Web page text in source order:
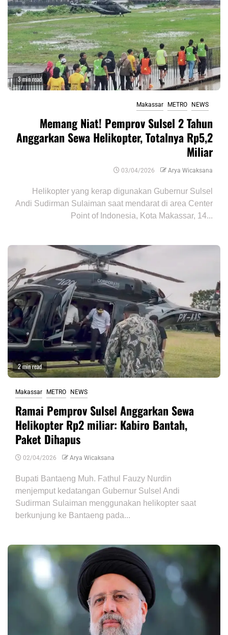
3 min read
Makassar METRO NEWS
Memang Niat! Pemprov Sulsel 2 Tahun
Anggarkan Sewa Helikopter, Totalnya Rp5,2
Miliar
03/04/2026 Arya Wicaksana
Helikopter yang kerap digunakan Gubernur Sulsel
Andi Sudirman Sulaiman saat mendarat di area Center
Point of Indonesia, Kota Makassar, 14...
2 min read
Makassar METRO NEWS
Ramai Pemprov Sulsel Anggarkan Sewa
Helikopter Rp2 miliar: Kabiro Bantah,
Paket Dihapus
02/04/2026 Arya Wicaksana
Bupati Bantaeng Muh. Fathul Fauzy Nurdin
menjemput kedatangan Gubernur Sulsel Andi
Sudirman Sulaiman menggunakan helikopter saat
berkunjung ke Bantaeng pada...